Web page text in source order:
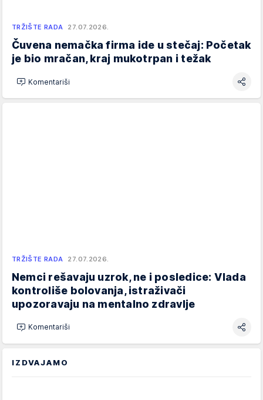
TRŽIŠTE RADA 27.07.2026.
Čuvena nemačka firma ide u stečaj: Početak
je bio mračan, kraj mukotrpan i težak
Komentariši
TRŽIŠTE RADA 27.07.2026.
Nemci rešavaju uzrok, ne i posledice: Vlada
kontroliše bolovanja, istraživači
upozoravaju na mentalno zdravlje
Komentariši
IZDVAJAMO